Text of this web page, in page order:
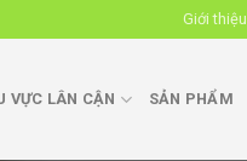
Giới thiệu
VỰC LÂN CẬN SẢN PHẨM